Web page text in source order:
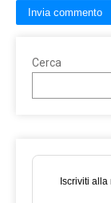
Cerca
Iscriviti alla